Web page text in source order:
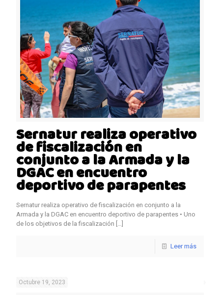
Sernatur realiza operativo
de fiscalización en
conjunto a la Armada y la
DGAC en encuentro
deportivo de parapentes
Sernatur realiza operativo de fiscalización en conjunto a la
Armada y la DGAC en encuentro deportivo de parapentes • Uno
de los objetivos de la fiscalización […]
Leer más
Octubre 19, 2023